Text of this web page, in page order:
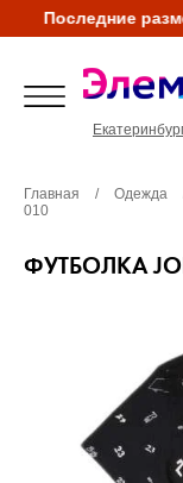
Последние
Главная / Одежда
010
ФУТБОЛКА